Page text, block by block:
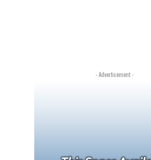
- Advertisement -